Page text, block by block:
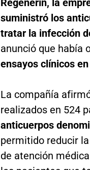
Regenerín, la
suministró los
tratar la infección
anunció que había
ensayos clínicos
La compañía
realizados en 524
anticuerpos
permitido reducir
de atención